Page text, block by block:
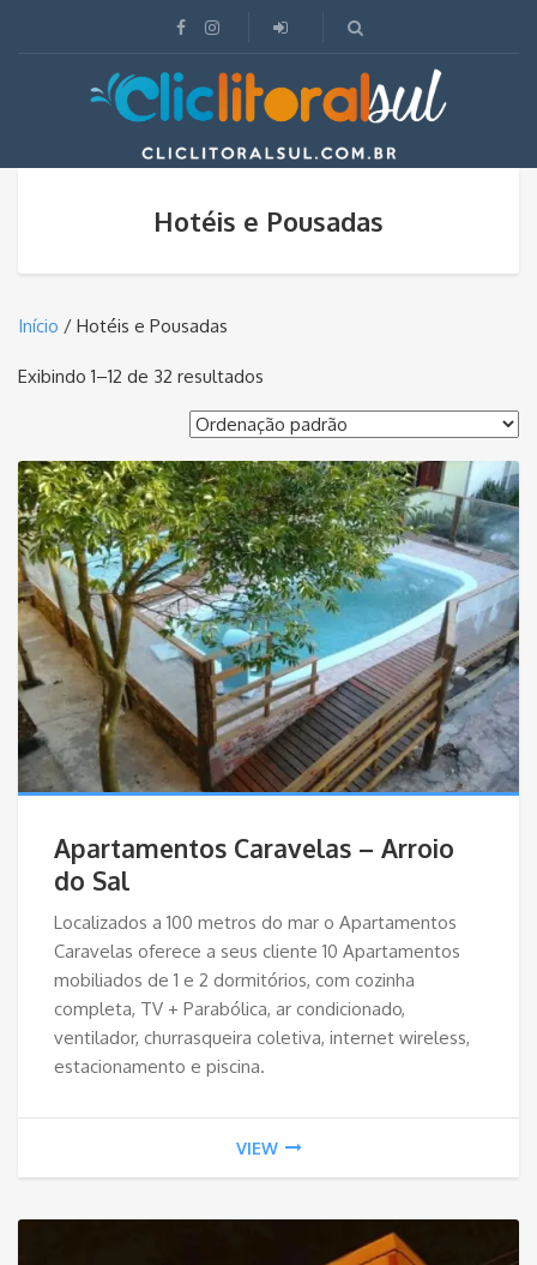
Hotéis e Pousadas
Início / Hotéis e Pousadas
Exibindo 1–12 de 32 resultados
Apartamentos Caravelas – Arroio
do Sal
Localizados a 100 metros do mar o Apartamentos
Caravelas oferece a seus cliente 10 Apartamentos
mobiliados de 1 e 2 dormitórios, com cozinha
completa, TV + Parabólica, ar condicionado,
ventilador, churrasqueira coletiva, internet wireless,
estacionamento e piscina.
VIEW